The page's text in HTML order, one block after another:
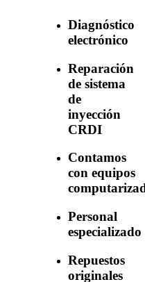
Diagnóstico
electrónico
Reparación
de sistema
de
inyección
CRDI
Contamos
con equipos
Personal
especializado
Repuestos
originales